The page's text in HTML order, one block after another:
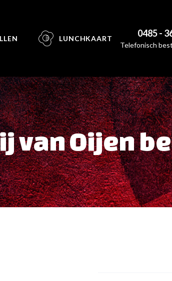
LUNCHKAART 0485 -
Telefonisch
van Oijen